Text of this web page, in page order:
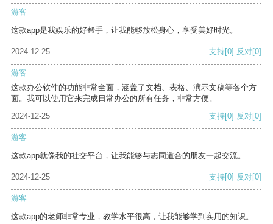
游客
这款app是我娱乐的好帮手，让我能够放松身心，享受美好时光。
2024-12-25 支持[0] 反对[0]
游客
这款办公软件的功能非常全面，涵盖了文档、表格、演示文稿等各个方
面。我可以使用它来完成日常办公的所有任务，非常方便。
2024-12-25
支持[0] 反对[0]
游客
这款app就像我的社交平台，让我能够与志同道合的朋友一起交流。
2024-12-25 支持[0] 反对[0]
游客
这款app的老师非常专业，教学水平很高，让我能够学到实用的知识。